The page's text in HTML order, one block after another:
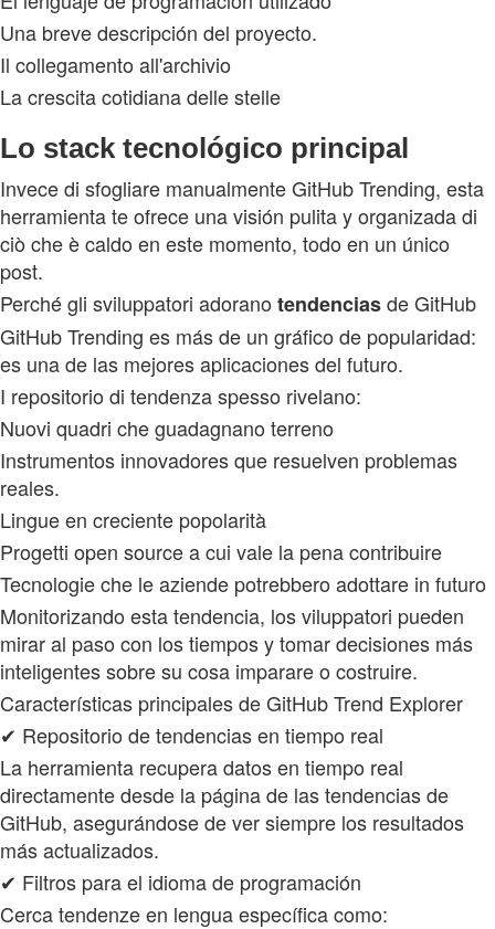
Una breve descripción del proyecto.
Il collegamento all'archivio
La crescita cotidiana delle stelle
Lo stack tecnológico principal
Invece di sfogliare manualmente GitHub Trending, esta
herramienta te ofrece una visión pulita y organizada di
ciò che è caldo en este momento, todo en un único
post.
Perché gli sviluppatori adorano tendenciasde GitHub
GitHub Trending es más de un gráfico de popularidad:
es una de las mejores aplicaciones del futuro.
I repositorio di tendenza spesso rivelano:
Nuovi quadri che guadagnano terreno
Instrumentos innovadores que resuelven problemas
reales.
Lingue en creciente popolarità
Progetti open source a cui vale la pena contribuire
Tecnologie che le aziende potrebbero adottare in futuro
Monitorizando esta tendencia, los viluppatori pueden
mirar al paso con los tiempos y tomar decisiones más
inteligentes sobre su cosa imparare o costruire.
Características principales de GitHub Trend Explorer
✔ Repositorio de tendencias en tiempo real
La herramienta recupera datos en tiempo real
directamente desde la página de las tendencias de
GitHub, asegurándose de ver siempre los resultados
más actualizados.
✔ Filtros para el idioma de programación
Cerca tendenze en lengua específica como: